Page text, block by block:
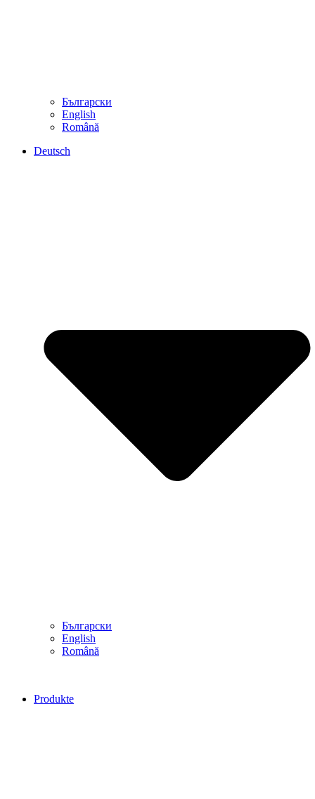
Български
English
Română
Deutsch
Български
English
Română
Produkte